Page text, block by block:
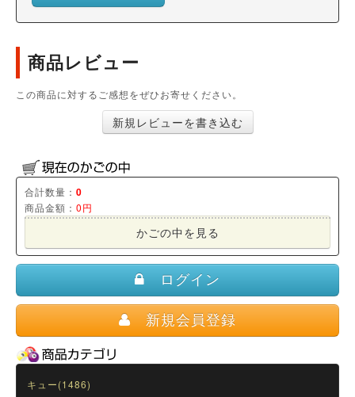
商品レビュー
この商品に対するご感想をぜひお寄せください。
新規レビューを書き込む
合計数量： 0
商品金額： 0円
かごの中を見る
ログイン
新規会員登録
キュー(1486)